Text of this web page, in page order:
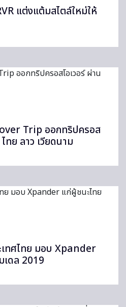
แต่งแต้มสไตล์ใหม่ให้
Trip ออกทริปครอส
ทย ลาว เวียดนาม
ทศไทย มอบ Xpander
เดล 2019